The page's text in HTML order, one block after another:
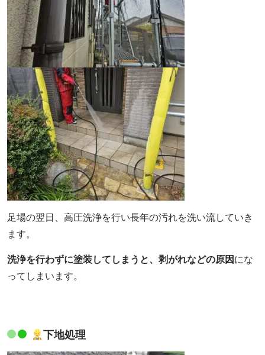
足場の翌日、高圧洗浄を行い長年の汚れを洗い流していき
ます。
洗浄を行わずに塗装してしまうと、剥がれなどの原因 にな
ってしまいます。
下地処理